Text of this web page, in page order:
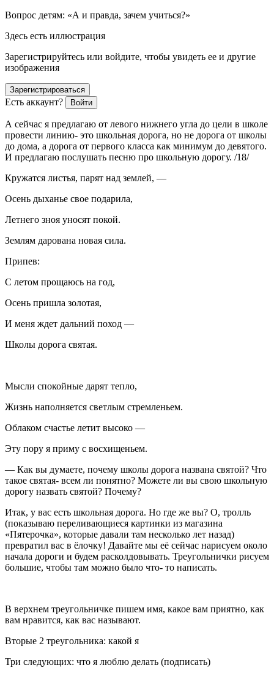
Вопрос детям: «А и правда, зачем учиться?»
Здесь есть иллюстрация
Зарегистрируйтесь или войдите, чтобы увидеть ее и другие
изображения
Зарегистрироваться
Есть аккаунт? Войти
А сейчас я предлагаю от левого нижнего угла до цели в школе
провести линию- это школьная дорога, но не дорога от школы
до дома, а дорога от первого класса как минимум до девятого.
И предлагаю послушать песню про школьную дорогу. /18/
Кружатся листья, парят над землей, —
Осень дыханье свое подарила,
Летнего зноя уносят покой.
Землям дарована новая сила.
Припев:
С летом прощаюсь на год,
Осень пришла золотая,
И меня ждет дальний поход —
Школы дорога святая.
Мысли спокойные дарят тепло,
Жизнь наполняется светлым стремленьем.
Облаком счастье летит высоко —
Эту пору я приму с восхищеньем.
— Как вы думаете, почему школы дорога названа святой? Что
такое святая- всем ли понятно? Можете ли вы свою школьную
дорогу назвать святой? Почему?
Итак, у вас есть школьная дорога. Но где же вы? О, тролль
(показываю переливающиеся картинки из магазина
«Пятерочка», которые давали там несколько лет назад)
превратил вас в ёлочку! Давайте мы её сейчас нарисуем около
начала дороги и будем расколдовывать. Треугольнички рисуем
большие, чтобы там можно было что- то написать.
В верхнем треугольничке пишем имя, какое вам приятно, как
вам нравится, как вас называют.
Вторые 2 треугольника: какой я
Три следующих: что я люблю делать (подписать)